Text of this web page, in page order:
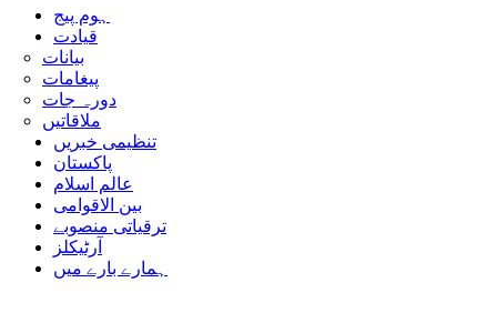
ہوم پیج
قیادت
بیانات
پیغامات
دورہ جات
ملاقاتیں
تنظیمی خبریں
پاکستان
عالم اسلام
بین الاقوامی
ترقیاتی منصوبے
آرٹیکلز
ہمارے بارے میں